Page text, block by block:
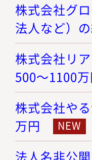
株式会社グ
法人など）
株式会社リ
500～1100万
株式会社や
万円
法人名非公